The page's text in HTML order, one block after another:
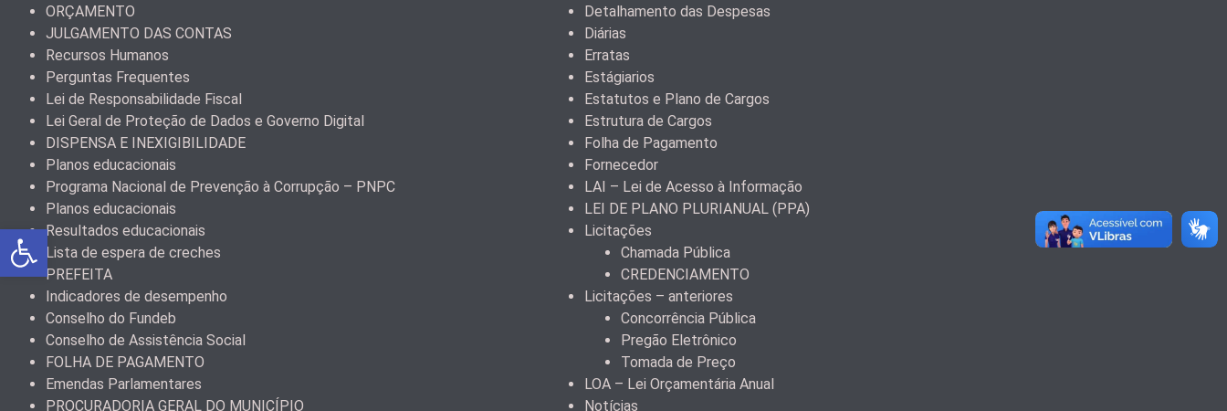
ORÇAMENTO
JULGAMENTO DAS CONTAS
Recursos Humanos
Perguntas Frequentes
Lei de Responsabilidade Fiscal
Lei Geral de Proteção de Dados e Governo Digital
DISPENSA E INEXIGIBILIDADE
Planos educacionais
Programa Nacional de Prevenção à Corrupção – PNPC
Planos educacionais
Resultados educacionais
Lista de espera de creches
PREFEITA
Indicadores de desempenho
Conselho do Fundeb
Conselho de Assistência Social
FOLHA DE PAGAMENTO
Emendas Parlamentares
PROCURADORIA GERAL DO MUNICÍPIO
Detalhamento das Despesas
Diárias
Erratas
Estágiarios
Estatutos e Plano de Cargos
Estrutura de Cargos
Folha de Pagamento
Fornecedor
LAI – Lei de Acesso à Informação
LEI DE PLANO PLURIANUAL (PPA)
Licitações
Chamada Pública
CREDENCIAMENTO
Licitações – anteriores
Concorrência Pública
Pregão Eletrônico
Tomada de Preço
LOA – Lei Orçamentária Anual
Notícias
Abrir a barra de ferramentas